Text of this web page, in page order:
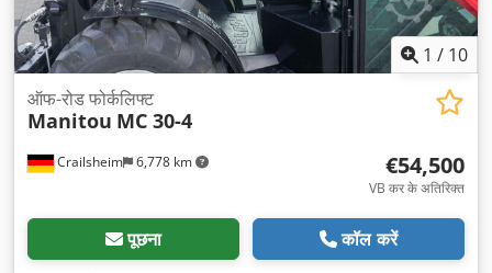
1 / 10
Crailsheim 6,778 km
ऑफ-रोड फोर्कलिफ्ट
Manitou MC 30-4
€54,500
VB कर के अतिरिक्त
पूछना कॉल करें